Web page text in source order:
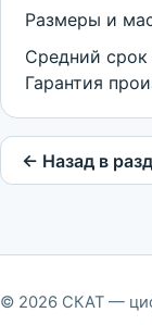
Размеры и
Средний
Гарантия
← Назад в
© 2026 СКАТ —